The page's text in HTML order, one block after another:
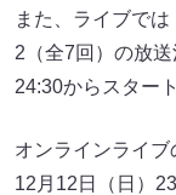
また、ライブで
2（全7回）の放
24:30からスター
オンラインライ
12月12日（日）